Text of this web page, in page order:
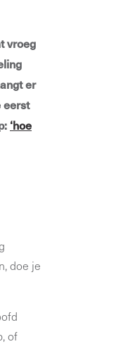
vroeg
er
eerst
‘hoe
doe je
of